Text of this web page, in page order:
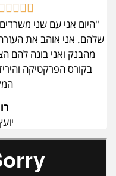





"היום אני עם שני
שלהם. אני אוהב את
מהבנק ואני בונה להם
בקורס הפרקטיקה